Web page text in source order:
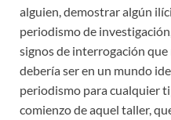
alguien, demostrar algún
periodismo de
signos de interrogación que
debería ser en un mundo
periodismo para cualquier
comienzo de aquel taller,